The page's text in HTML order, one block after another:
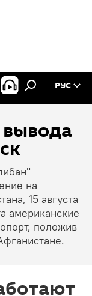
РУС
на
15 августа
американские
положив